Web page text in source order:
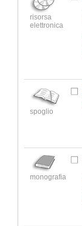
risorsa
elettronica
spoglio
monografia